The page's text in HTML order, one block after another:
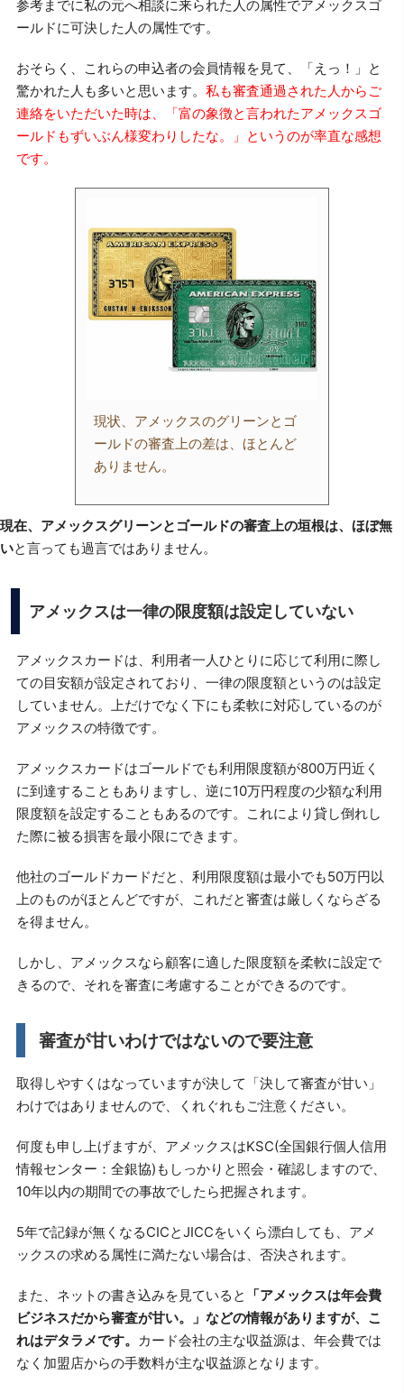
参考までに私の元へ相談に来られた人の属性でアメックスゴ
ールドに可決した人の属性です。
おそらく、これらの申込者の会員情報を見て、「えっ！」と
驚かれた人も多いと思います。 私も審査通過された人からご
連絡をいただいた時は、「富の象徴と言われたアメックスゴ
ールドもずいぶん様変わりしたな。」というのが率直な感想
です。
現状、アメックスのグリーンとゴ
ールドの審査上の差は、ほとんど
ありません。
現在、アメックスグリーンとゴールドの審査上の垣根は、ほぼ無
いと言っても過言ではありません。
アメックスは一律の限度額は設定していない
アメックスカードは、利用者一人ひとりに応じて利用に際し
ての目安額が設定されており、一律の限度額というのは設定
していません。上だけでなく下にも柔軟に対応しているのが
アメックスの特徴です。
アメックスカードはゴールドでも利用限度額が800万円近く
に到達することもありますし、逆に10万円程度の少額な利用
限度額を設定することもあるのです。これにより貸し倒れし
た際に被る損害を最小限にできます。
他社のゴールドカードだと、利用限度額は最小でも50万円以
上のものがほとんどですが、これだと審査は厳しくならざる
を得ません。
しかし、アメックスなら顧客に適した限度額を柔軟に設定で
きるので、それを審査に考慮することができるのです。
審査が甘いわけではないので要注意
取得しやすくはなっていますが決して「決して審査が甘い」
わけではありませんので、くれぐれもご注意ください。
何度も申し上げますが、アメックスはKSC(全国銀行個人信用
情報センター：全銀協)もしっかりと照会・確認しますので、
10年以内の期間での事故でしたら把握されます。
5年で記録が無くなるCICとJICCをいくら漂白しても、アメ
ックスの求める属性に満たない場合は、否決されます。
また、ネットの書き込みを見ていると
「アメックスは年会費
ビジネスだから審査が甘い。」などの情報がありますが、こ
れはデタラメです。 カード会社の主な収益源は、年会費では
なく加盟店からの手数料が主な収益源となります。